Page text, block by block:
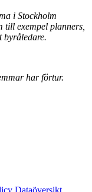
i Stockholm
exempel planners,
byråledare.
har förtur.
Dataöversikt